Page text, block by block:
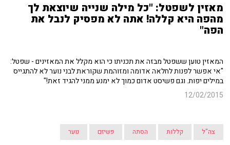
מאזין לשפטל: "כל מילה שנייה שיוצאת לך
מהפה היא קללה! אתה לא מפסיק לנבל את
הפה"
המאזין טוען ששפטל מבזה את תכניתו כי הוא מקלל את המאזינים - שפטל:
"אי אפשר לפנות לחלאה אדומה ומזוהמת שקוראת לבני נוער לא להתגייס
במילים יפות. וגם פשיסט אדום כמוך לא ימנע ממני להגיד זאת!"
12/02/2015
צה"ל קללות הסתה פשיזם נוער